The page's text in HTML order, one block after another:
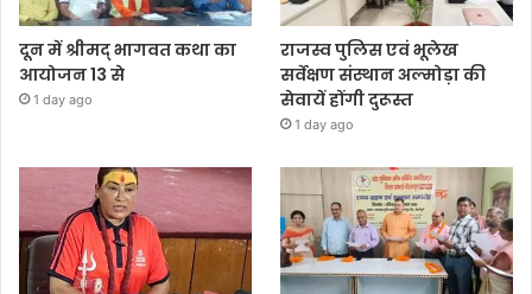
दून में श्रीमद् भागवत कथा का
आयोजन 13 से
1 day ago
राजस्व पुलिस एवं भूलेख
सर्वेक्षण संस्थान अल्मोड़ा की
सेवायें होंगी दुरूस्त
1 day ago